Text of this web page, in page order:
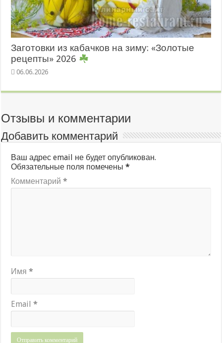
Заготовки из кабачков на зиму: «Золотые
рецепты» 2026
06.06.2026
Отзывы и комментарии
Добавить комментарий
Ваш адрес email не будет опубликован.
Обязательные поля помечены*
Комментарий*
Имя*
Email*